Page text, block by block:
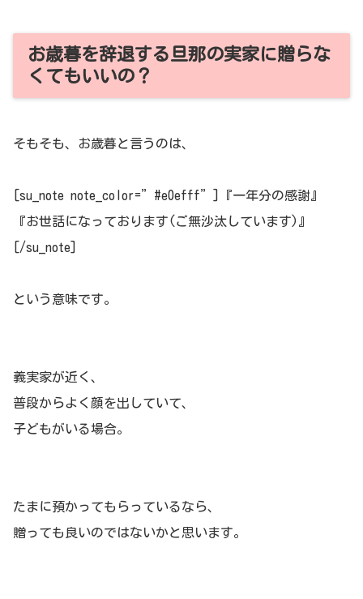
お歳暮を辞退する旦那の実家に贈らな
くてもいいの？
そもそも、お歳暮と言うのは、
[su_note note_color=”#e0efff”]『一年分の感謝』
『お世話になっております(ご無沙汰しています)』
[/su_note]
という意味です。
義実家が近く、
普段からよく顔を出していて、
子どもがいる場合。
たまに預かってもらっているなら、
贈っても良いのではないかと思います。